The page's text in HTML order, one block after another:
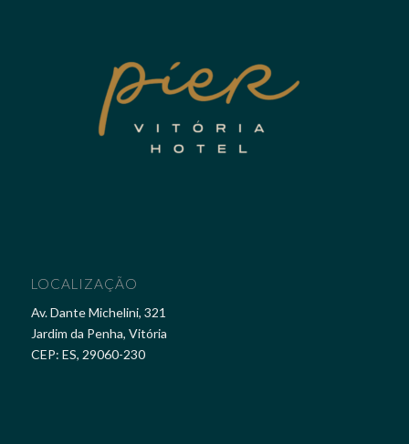
LOCALIZAÇÃO
Av. Dante Michelini, 321
Jardim da Penha, Vitória
CEP: ES, 29060-230